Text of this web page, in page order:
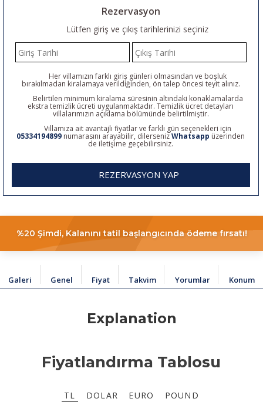
Rezervasyon
Lütfen giriş ve çıkış tarihlerinizi seçiniz
Her villamızın farklı giriş günleri olmasından ve boşluk
bırakılmadan kiralamaya verildiğinden, ön talep öncesi teyit alınız.
Belirtilen minimum kiralama süresinin altındaki konaklamalarda
ekstra temizlik ücreti uygulanmaktadır. Temizlik ücret detayları
villalarımızın açıklama bölümünde belirtilmiştir.
Villamıza ait avantajlı fiyatlar ve farklı gün seçenekleri için
05334194899 numarasını arayabilir, dilersenizWhatsapp üzerinden
de iletişime geçebilirsiniz.
REZERVASYON YAP
%20 Şimdi, Kalanını tatil başlangıcında ödeme fırsatı!
Galeri Genel Fiyat Takvim Yorumlar Konum
Explanation
Fiyatlandırma Tablosu
TL DOLAR EURO POUND